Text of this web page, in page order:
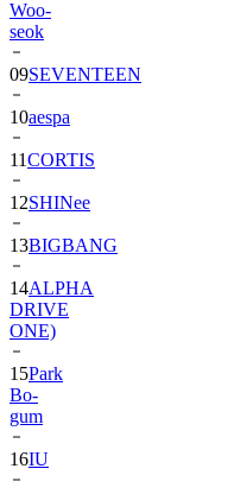
09SEVENTEEN
10aespa
11CORTIS
12SHINee
13BIGBANG
14ALPHA
DRIVE
ONE)
15Park
Bo-
gum
16IU
17NewJeans